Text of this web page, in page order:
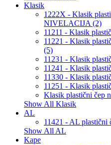
Klasik
1222X - Klasik
NIVELACIJA (2)
11211 - Klasik
11221 - Klasik
(5)
11231 - Klasik
11241 - Klasik
11330 - Klasik
11251 - Klasik
Klasik plastični čep
Show All Klasik
AL
11421 - AL plastični
Show All AL
Kape